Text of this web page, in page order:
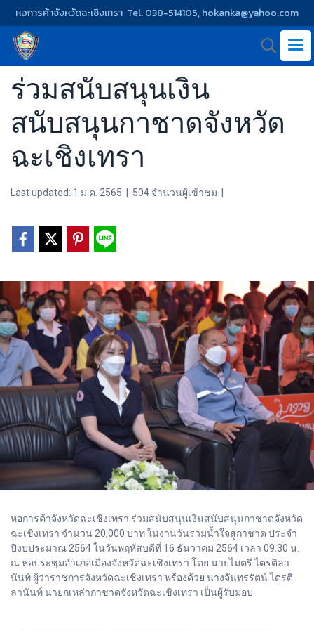
หอการค้าจังหวัดฉะเชิงเทรา Tel. 038-514105, hokanka@yahoo.com
ร่วมสนับสนุนเงิน
สนับสนุนกาชาดจังหวัด
ฉะเชิงเทรา
Last updated: 1 ม.ค. 2565 504 จำนวนผู้เข้าชม
หอการค้าจังหวัดฉะเชิงเทรา ร่วมสนับสนุนเงินสนับสนุนกาชาดจังหวัด
ฉะเชิงเทรา จำนวน 20,000 บาท ในงานวันรวมน้ำใจสู่กาชาด ประจำ
ปีงบประมาณ 2564 ในวันพฤหัสบดีที่ 16 ธันวาคม 2564 เวลา 09.30 น.
ณ หอประชุมอำเภอเมืองจังหวัดฉะเชิงเทรา โดย นายไมตรี ไตรติลา
นันท์ ผู้ว่าราชการจังหวัดฉะเชิงเทรา พร้องด้วย นางจันทรรัตน์ ไตรติ
ลานันท์ นายกเหล่ากาชาดจังหวัดฉะเชิงเทรา เป็นผู้รับมอบ